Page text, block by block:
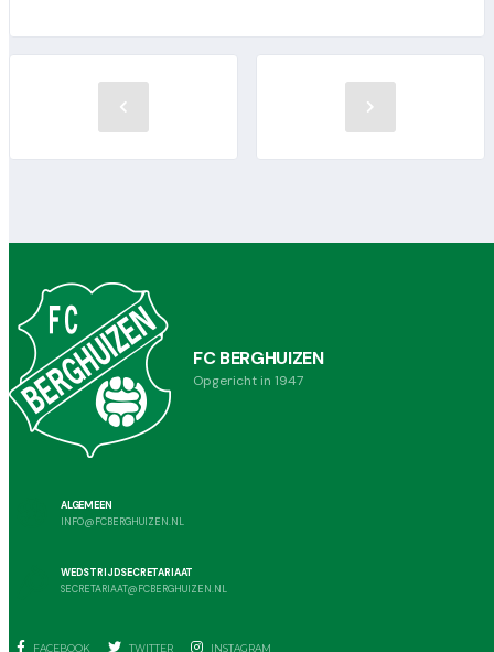
FC BERGHUIZEN
Opgericht in 1947
ALGEMEEN
INFO@FCBERGHUIZEN.NL
WEDSTRIJDSECRETARIAAT
SECRETARIAAT@FCBERGHUIZEN.NL
FACEBOOK TWITTER INSTAGRAM